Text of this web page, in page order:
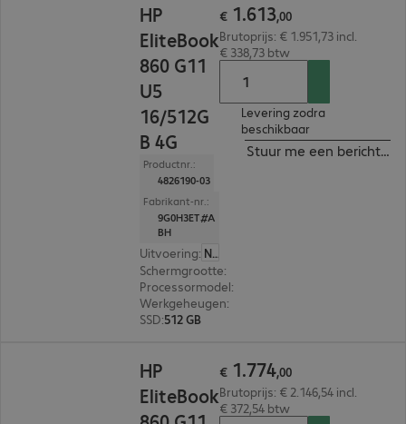
HP
EliteBook
860 G11
U5
16/512G
B 4G
Productnr.:
4826190-03
Fabrikant-nr.:
9G0H3ET#A
BH
Uitvoering:
Nederland
Schermgrootte:
Processormodel:
Werkgeheugen:
SSD:512 GB
€ 1.613,00
Brutoprijs: € 1.951,73 incl.
€ 338,73 btw
Levering zodra
beschikbaar
Stuur me een bericht
HP
EliteBook
€ 1.774,00
Brutoprijs: € 2.146,54 incl.
€ 372,54 btw